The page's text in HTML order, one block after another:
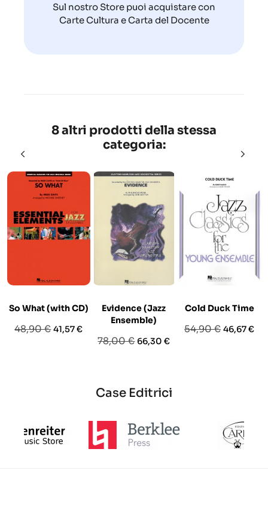
Sul nostro Store puoi acquistare con
Carte Cultura e Carta del Docente
8 altri prodotti della stessa
categoria:
So What (with CD)
Prezzo
48,90 €Prezzo
41,57 €
Evidence (Jazz
Ensemble)
Prezzo
78,00 € Prezzo
66,30 €
Cold Duck Time
Prezzo
54,90 € Prezzo
46,67 €
Case Editrici